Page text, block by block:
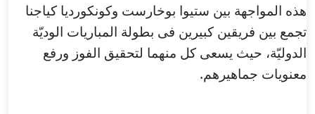
هذه المواجهة بين ستيوا بوخارست وكونكورديا كياجنا
تجمع بين فريقين كبيرين فى بطولة المباريات الوديّة
الدوليّة، حيث يسعى كل منهما لتحقيق الفوز ورفع
معنويات جماهيرهم.